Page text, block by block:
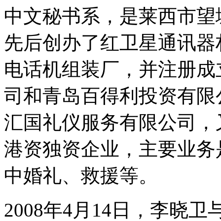
中文秘书系，是莱西市
先后创办了红卫星通讯
电话机组装厂，并注册
司和青岛百得利投资有
汇国礼仪服务有限公司
港资独资企业，主要业
中婚礼、救援等。
2008年4月14日，李晓卫